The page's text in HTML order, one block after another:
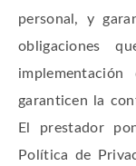
personal, y
obligaciones
garanticen la
El prestador
Política de